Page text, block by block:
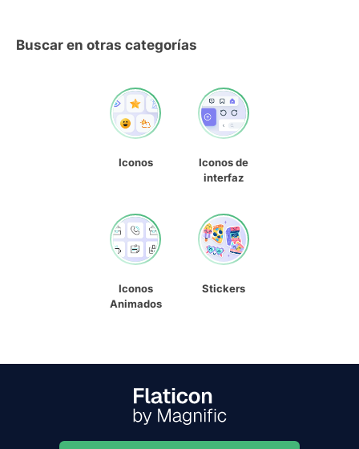
Buscar en otras categorías
Iconos
Iconos de
interfaz
Iconos
Animados
Stickers